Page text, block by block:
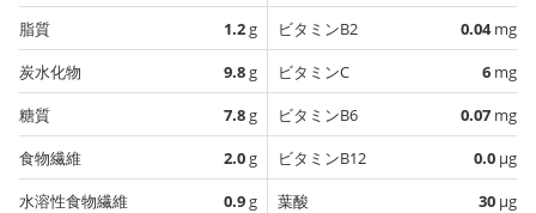
脂質
1.2g
炭水化物
9.8g
糖質
7.8g
食物繊維
2.0g
水溶性食物繊維
0.9g
ビタミンB2
0.04mg
ビタミンC
6 mg
ビタミンB6
0.07 mg
ビタミンB12
0.0 µg
葉酸
30 µg